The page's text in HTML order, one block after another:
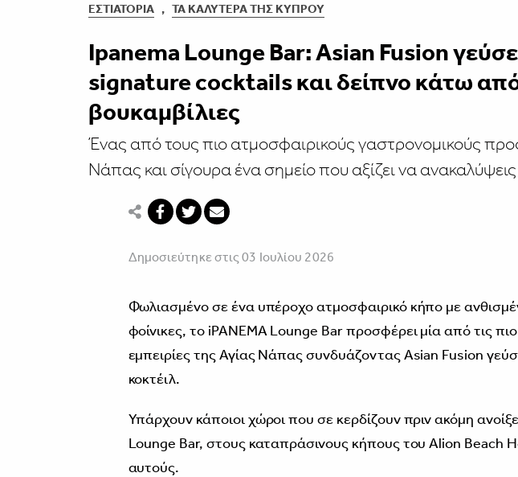
ΕΣΤΙΑΤΌΡΙΑ , ΤΑ ΚΑΛΎΤΕΡΑ ΤΗΣ ΚΎΠΡΟΥ
Ιpanema Lounge Bar: Asian Fusion
signature cocktails και δείπνο κάτω από
βουκαμβίλιες
Ένας από τους πιο ατμοσφαιρικούς γαστρονομικούς
Νάπας και σίγουρα ένα σημείο που αξίζει να
Δημοσιεύτηκε στις 03 Ιουλίου 2026
Φωλιασμένο σε ένα υπέροχο ατμοσφαιρικό κήπο με
φοίνικες, το iPANEMA Lounge Bar προσφέρει μία από τις
εμπειρίες της Αγίας Νάπας συνδυάζοντας Asian Fusion
κοκτέιλ.
Υπάρχουν κάποιοι χώροι που σε κερδίζουν πριν ακόμη
Lounge Bar, στους καταπράσινους κήπους του Alion Beach
αυτούς.